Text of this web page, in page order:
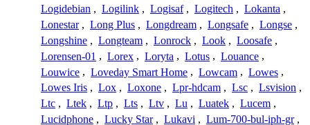
Logidebian , Logilink , Logisaf , Logitech , Lokanta ,
Lonestar , Long Plus , Longdream , Longsafe , Longse ,
Longshine , Longteam , Lonrock , Look , Loosafe ,
Lorensen-01 , Lorex , Loryta , Lotus , Louance ,
Louwice , Loveday Smart Home , Lowcam , Lowes ,
Lowes Iris , Lox , Loxone , Lpr-hdcam , Lsc , Lsvision ,
Ltc , Ltek , Ltp , Lts , Ltv , Lu , Luatek , Lucem ,
Lucidphone , Lucky Star , Lukavi , Lum-700-bul-iph-gr ,